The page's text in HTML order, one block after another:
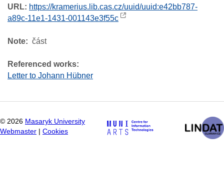
URL: https://kramerius.lib.cas.cz/uuid/uuid:e42bb787-
a89c-11e1-1431-001143e3f55c
Note část
Referenced works:
Letter to Johann Hübner
© 2026 Masaryk University
Webmaster
Cookies